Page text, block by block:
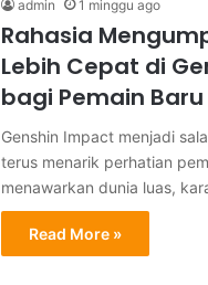
admin 1 minggu ago
Rahasia
Lebih Cepat di
bagi Pemain Baru
Genshin Impact menjadi
terus menarik perhatian
menawarkan dunia luas,
Read More »